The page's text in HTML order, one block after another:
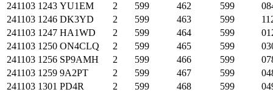
241103 1243 YU1EM 2 599 462 599
241103 1246 DK3YD 2 599 463 599
241103 1247 HA1WD 2 599 464 599
241103 1250 ON4CLQ 2 599 465 599
241103 1256 SP9AMH 2 599 466 599
241103 1259 9A2PT 2 599 467 599
241103 1301 PD4R 2 599 468 599